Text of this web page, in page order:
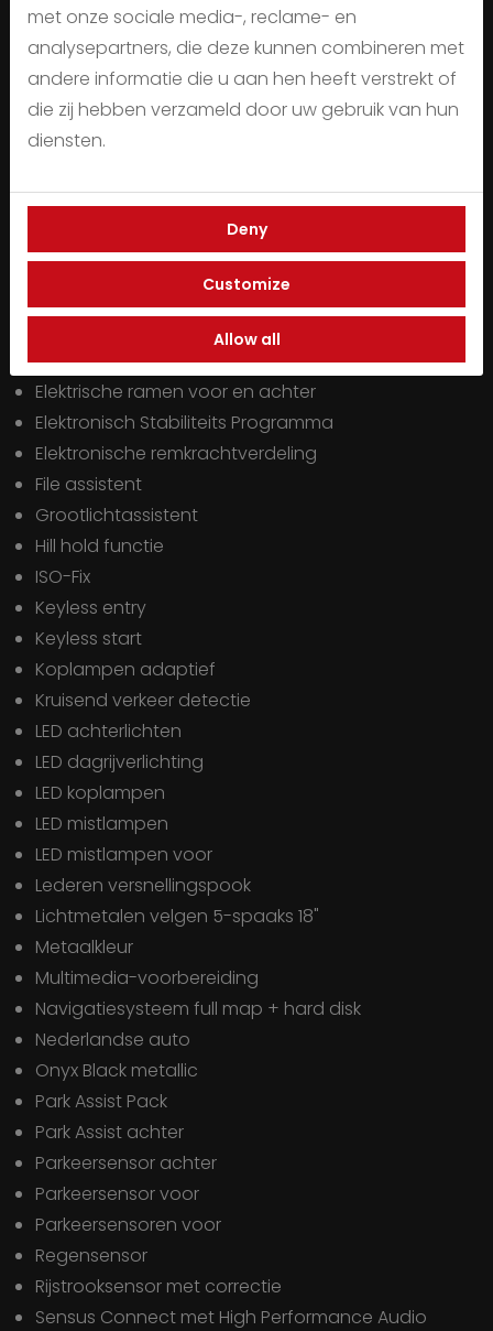
Boordcomputer
Bots herkenning systeem
Brake Assist System
Buitenspiegels elektrisch inklapbaar
Buitenspiegels elektrisch verstel- en verwarmbaar
Cruise control adaptief
Dakrails
Dimlichten automatisch
Elektrisch bedienbare achterklep met sensorsturing
Elektrische ramen voor en achter
Elektronisch Stabiliteits Programma
Elektronische remkrachtverdeling
File assistent
Grootlichtassistent
Hill hold functie
ISO-Fix
Keyless entry
Keyless start
Koplampen adaptief
Kruisend verkeer detectie
LED achterlichten
LED dagrijverlichting
LED koplampen
LED mistlampen
LED mistlampen voor
Lederen versnellingspook
Lichtmetalen velgen 5-spaaks 18"
Metaalkleur
Multimedia-voorbereiding
Navigatiesysteem full map + hard disk
Nederlandse auto
Onyx Black metallic
Park Assist Pack
Park Assist achter
Parkeersensor achter
Parkeersensor voor
Parkeersensoren voor
Regensensor
Rijstrooksensor met correctie
Sensus Connect met High Performance Audio
met onze sociale media-, reclame- en
analysepartners, die deze kunnen combineren met
andere informatie die u aan hen heeft verstrekt of
die zij hebben verzameld door uw gebruik van hun
diensten.
Deny
Customize
Allow all